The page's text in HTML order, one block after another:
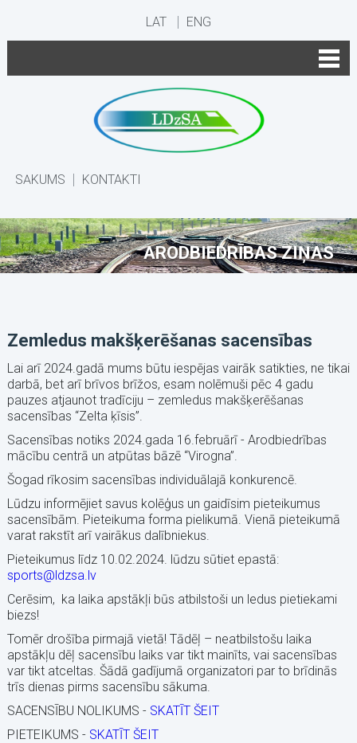
LAT ENG
SĀKUMS KONTAKTI
ARODBIEDRĪBAS ZIŅAS
Zemledus makšķerēšanas sacensības
Lai arī 2024.gadā mums būtu iespējas vairāk satikties, ne tikai
darbā, bet arī brīvos brīžos, esam nolēmuši pēc 4 gadu
pauzes atjaunot tradīciju – zemledus makšķerēšanas
sacensības “Zelta ķīsis”.
Sacensības notiks 2024.gada 16.februārī - Arodbiedrības
mācību centrā un atpūtas bāzē “Virogna”.
Šogad rīkosim sacensības individuālajā konkurencē.
Lūdzu informējiet savus kolēģus un gaidīsim pieteikumus
sacensībām. Pieteikuma forma pielikumā. Vienā pieteikumā
varat rakstīt arī vairākus dalībniekus.
Pieteikumus līdz 10.02.2024. lūdzu sūtiet epastā:
sports@ldzsa.lv
Cerēsim, ka laika apstākļi būs atbilstoši un ledus pietiekami
biezs!
Tomēr drošība pirmajā vietā! Tādēļ – neatbilstošu laika
apstākļu dēļ sacensību laiks var tikt mainīts, vai sacensības
var tikt atceltas. Šādā gadījumā organizatori par to brīdinās
trīs dienas pirms sacensību sākuma.
SACENSĪBU NOLIKUMS - SKATĪT ŠEIT
PIETEIKUMS - SKATĪT ŠEIT